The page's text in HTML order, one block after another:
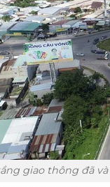
giao thông đã